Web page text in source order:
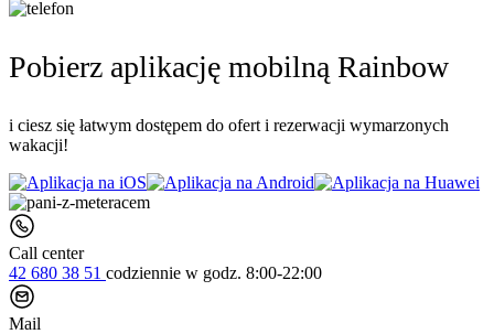
Pobierz aplikację mobilną Rainbow
i ciesz się łatwym dostępem do ofert i rezerwacji wymarzonych
wakacji!
Call center
42 680 38 51 codziennie w godz. 8:00-22:00
Mail